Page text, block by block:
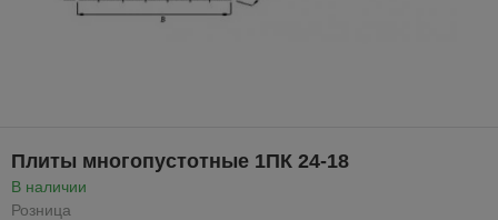
Плиты многопустотные 1ПК 24-18
В наличии
Розница